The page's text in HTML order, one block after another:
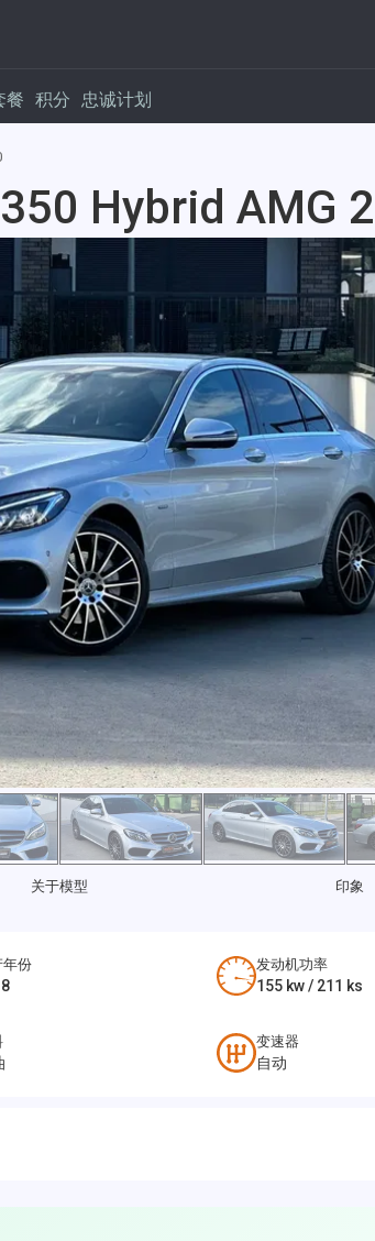
餐 积分 忠诚计划
Hybrid AMG
关于模型 印象
年份 发动机功率
155 kw / 211 ks
变速器
自动